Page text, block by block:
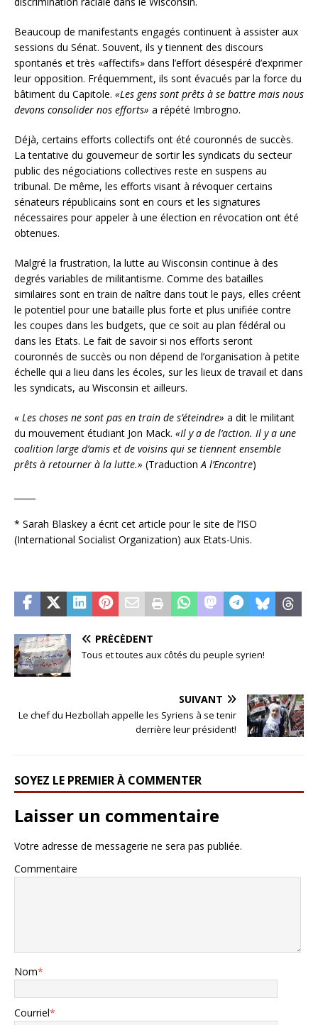
Beaucoup de manifestants engagés continuent à assister aux
sessions du Sénat. Souvent, ils y tiennent des discours
spontanés et très «affectifs» dans l’effort désespéré d’exprimer
leur opposition. Fréquemment, ils sont évacués par la force du
bâtiment du Capitole. «Les gens sont prêts à se battre mais nous
devons consolider nos efforts» a répété Imbrogno.
Déjà, certains efforts collectifs ont été couronnés de succès.
La tentative du gouverneur de sortir les syndicats du secteur
public des négociations collectives reste en suspens au
tribunal. De même, les efforts visant à révoquer certains
sénateurs républicains sont en cours et les signatures
nécessaires pour appeler à une élection en révocation ont été
obtenues.
Malgré la frustration, la lutte au Wisconsin continue à des
degrés variables de militantisme. Comme des batailles
similaires sont en train de naître dans tout le pays, elles créent
le potentiel pour une bataille plus forte et plus unifiée contre
les coupes dans les budgets, que ce soit au plan fédéral ou
dans les Etats. Le fait de savoir si nos efforts seront
couronnés de succès ou non dépend de l’organisation à petite
échelle qui a lieu dans les écoles, sur les lieux de travail et dans
les syndicats, au Wisconsin et ailleurs.
« Les choses ne sont pas en train de s’éteindre» a dit le militant
du mouvement étudiant Jon Mack. «Il y a de l’action. Il y a une
coalition large d’amis et de voisins qui se tiennent ensemble
prêts à retourner à la lutte.» (TraductionA l’Encontre)
* Sarah Blaskey a écrit cet article pour le site de l’ISO
(International Socialist Organization) aux Etats-Unis.
PRÉCÉDENT
Tous et toutes aux côtés du peuple syrien!
SUIVANT
Le chef du Hezbollah appelle les Syriens à se tenir
derrière leur président!
SOYEZ LE PREMIER À COMMENTER
Laisser un commentaire
Votre adresse de messagerie ne sera pas publiée.
Commentaire
Nom*
Courriel*